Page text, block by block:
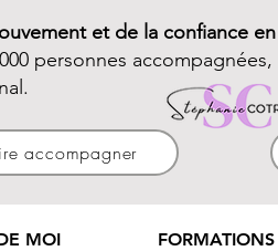
et de la confiance
personnes
accompagner
MOI